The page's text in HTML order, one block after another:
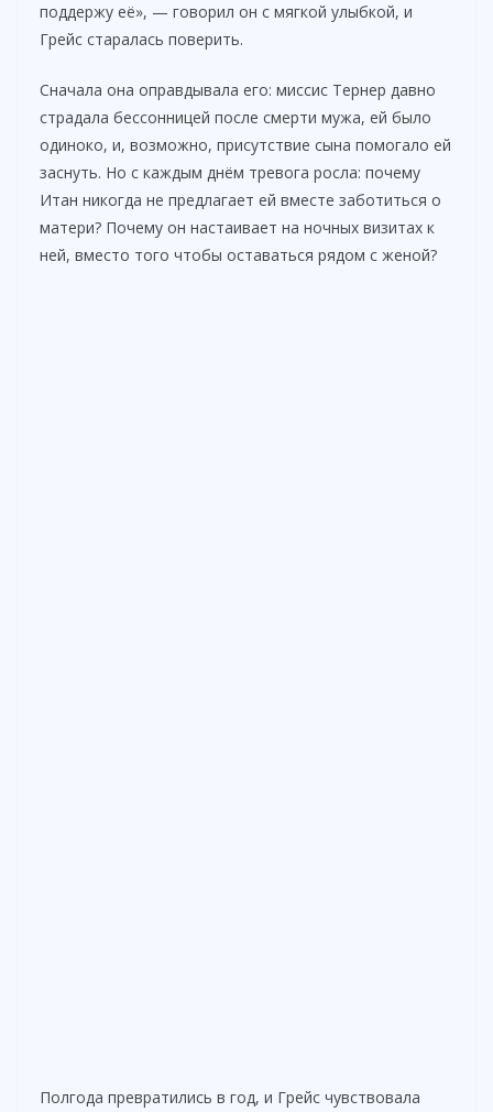
поддержу её», — говорил он с мягкой улыбкой, и
Грейс старалась поверить.
Сначала она оправдывала его: миссис Тернер давно
страдала бессонницей после смерти мужа, ей было
одиноко, и, возможно, присутствие сына помогало ей
заснуть. Но с каждым днём тревога росла: почему
Итан никогда не предлагает ей вместе заботиться о
матери? Почему он настаивает на ночных визитах к
ней, вместо того чтобы оставаться рядом с женой?
Полгода превратились в год, и Грейс чувствовала